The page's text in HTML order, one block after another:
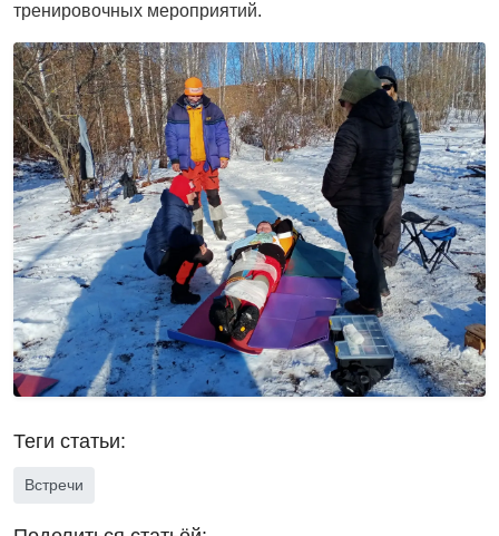
тренировочных мероприятий.
Теги статьи:
Встречи